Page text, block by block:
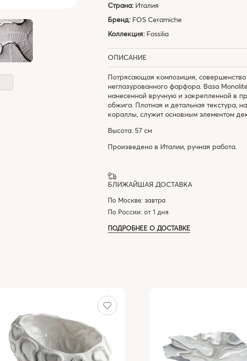
Страна: Италия
Бренд: FOS Ceramiche
Коллекция: Fossilia
ОПИСАНИЕ
Потрясающая композиция,
неглазурованного фарфора. Ваза
нанесенной вручную и закрепленной в
обжига. Плотная и детальная текстура,
кораллы, служит основным элементом
Высота: 57 см
Произведено в Италии, ручная работа.
БЛИЖАЙШАЯ ДОСТАВКА
По Москве: завтра
По России: от 1 дня
ПОДРОБНЕЕ О ДОСТАВКЕ